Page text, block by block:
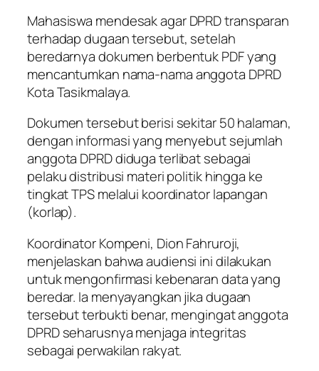
Mahasiswa mendesak agar DPRD transparan
terhadap dugaan tersebut, setelah
beredarnya dokumen berbentuk PDF yang
mencantumkan nama-nama anggota DPRD
Kota Tasikmalaya.
Dokumen tersebut berisi sekitar 50 halaman,
dengan informasi yang menyebut sejumlah
anggota DPRD diduga terlibat sebagai
pelaku distribusi materi politik hingga ke
tingkat TPS melalui koordinator lapangan
(korlap).
Koordinator Kompeni, Dion Fahruroji,
menjelaskan bahwa audiensi ini dilakukan
untuk mengonfirmasi kebenaran data yang
beredar. Ia menyayangkan jika dugaan
tersebut terbukti benar, mengingat anggota
DPRD seharusnya menjaga integritas
sebagai perwakilan rakyat.